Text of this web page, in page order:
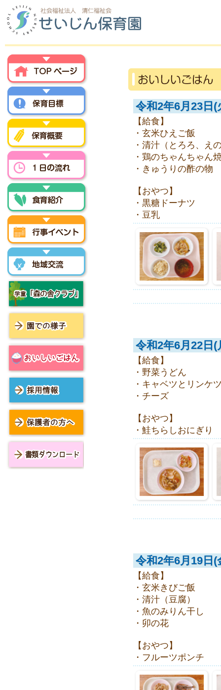
トップページ
保育方針
保育概要
一日の流れ
食育
行事イベント
学童「森の舎クラブ」
園での様子
おいしいごはん
採用情報
保護者の方へ
令和2年6月23日(
【給食】
・玄米ひえご飯
・清汁（とろろ、え
・鶏のちゃんちゃん
・きゅうりの酢の物
【おやつ】
・黒糖ドーナツ
・豆乳
令和2年6月22日(
【給食】
・野菜うどん
・キャベツとリンケ
・チーズ
【おやつ】
・鮭ちらしおにぎり
令和2年6月19日(
【給食】
・玄米きびご飯
・清汁（豆腐）
・魚のみりん干し
・卯の花
【おやつ】
・フルーツポンチ